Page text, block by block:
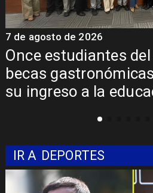
Álvarez-
regional para
Pehuenche
7 de agosto de 2026
IR A DEPORTES